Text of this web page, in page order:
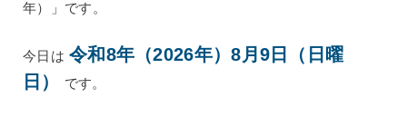
年）」です。
今日は 令和8年（2026年）8月9日（日曜
日）
です。